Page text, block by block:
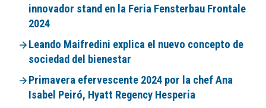
innovador stand en la Feria Fensterbau Frontale
2024
Leando Maifredini explica el nuevo concepto de
sociedad del bienestar
Primavera efervescente 2024 por la chef Ana
Isabel Peiró, Hyatt Regency Hesperia